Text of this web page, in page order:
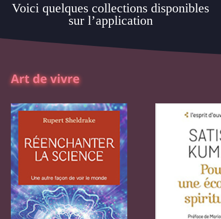
Voici quelques collections disponibles
sur l’application